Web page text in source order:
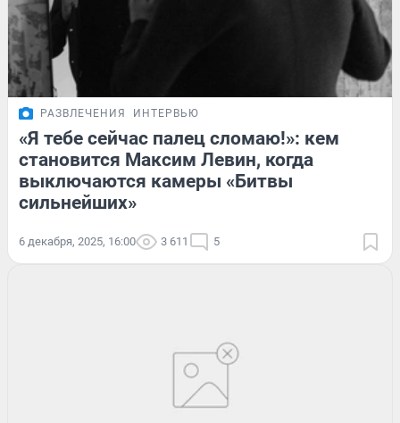
РАЗВЛЕЧЕНИЯ ИНТЕРВЬЮ
«Я тебе сейчас палец сломаю!»: кем
становится Максим Левин, когда
выключаются камеры «Битвы
сильнейших»
6 декабря, 2025, 16:00 3 611 5